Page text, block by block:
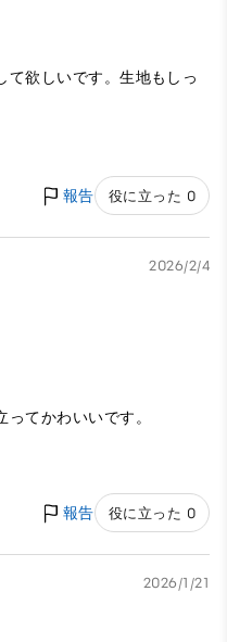
て欲しいです。生地もしっ
報告 役に立った 0
2026/2/4
てかわいいです。
報告 役に立った 0
2026/1/21